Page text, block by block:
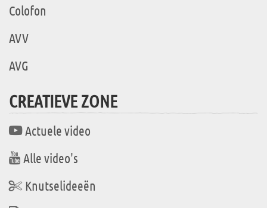
Colofon
AVV
AVG
CREATIEVE ZONE
Actuele video
Alle video's
Knutselideeën